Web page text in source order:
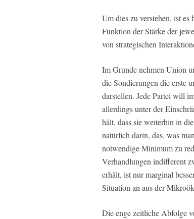
Um dies zu verstehen, ist
Funktion der Stärke der
von strategischen
Im Grunde nehmen Union
die Sondierungen die erste
darstellen. Jede Partei will
allerdings unter der
hält, dass sie weiterhin in
natürlich darin, das, was
notwendige Minimum zu
Verhandlungen indifferent
erhält, ist nur marginal
Situation an aus der
Die enge zeitliche Abfolge